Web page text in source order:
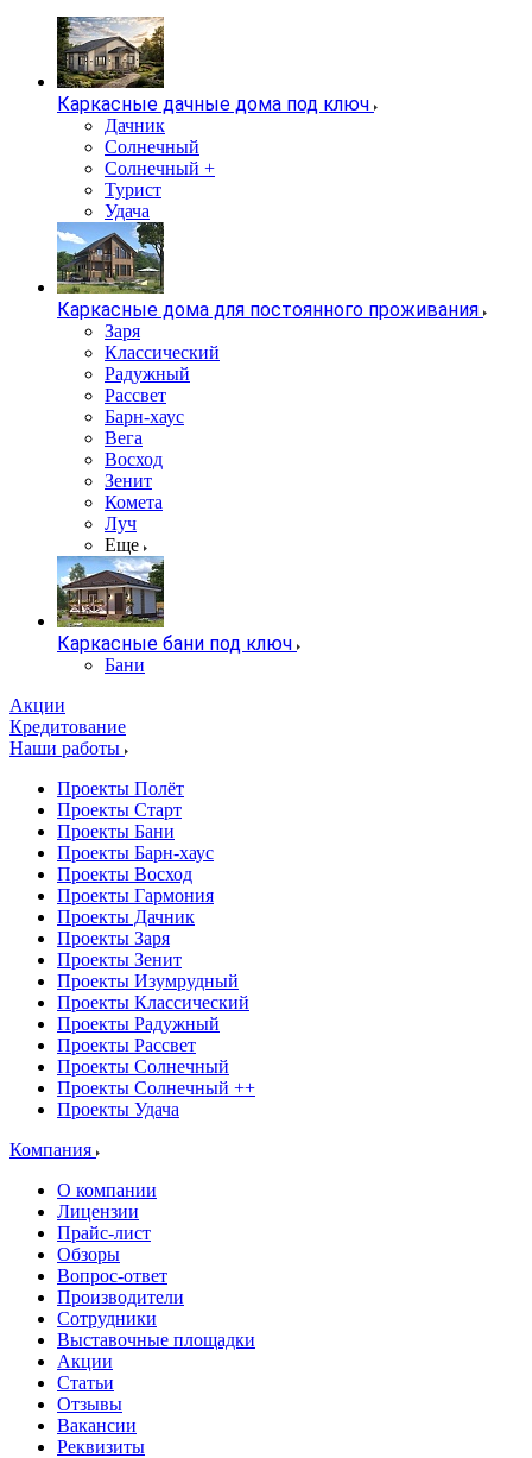
Каркасные дачные дома под ключ
Дачник
Солнечный
Солнечный +
Турист
Удача
Каркасные дома для постоянного проживания
Заря
Классический
Радужный
Рассвет
Барн-хаус
Вега
Восход
Зенит
Комета
Луч
Еще
Каркасные бани под ключ
Бани
Акции
Кредитование
Наши работы
Проекты Полёт
Проекты Старт
Проекты Бани
Проекты Барн-хаус
Проекты Восход
Проекты Гармония
Проекты Дачник
Проекты Заря
Проекты Зенит
Проекты Изумрудный
Проекты Классический
Проекты Радужный
Проекты Рассвет
Проекты Солнечный
Проекты Солнечный ++
Проекты Удача
Компания
О компании
Лицензии
Прайс-лист
Обзоры
Вопрос-ответ
Производители
Сотрудники
Выставочные площадки
Акции
Статьи
Отзывы
Вакансии
Реквизиты